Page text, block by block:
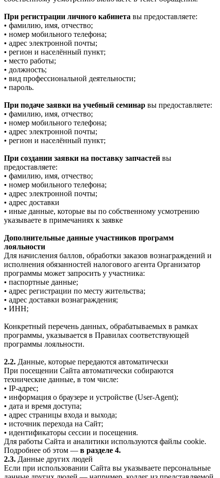
При регистрации личного кабинета вы предоставляете:
• фамилию, имя, отчество;
• номер мобильного телефона;
• адрес электронной почты;
• регион и населённый пункт;
• место работы;
• должность;
• вид профессиональной деятельности;
• пароль.
При подаче заявки на учебный семинар вы предоставляете:
• фамилию, имя, отчество;
• номер мобильного телефона;
• адрес электронной почты;
• регион и населённый пункт;
При создании заявки на поставку запчастей вы
предоставляете:
• фамилию, имя, отчество;
• номер мобильного телефона;
• адрес электронной почты;
• адрес доставки
• иные данные, которые вы по собственному усмотрению
указываете в примечаниях к заявке
Дополнительные данные участников программ
лояльности
Для начисления баллов, обработки заказов вознаграждений и
исполнения обязанностей налогового агента Организатор
программы может запросить у участника:
• паспортные данные;
• адрес регистрации по месту жительства;
• адрес доставки вознаграждения;
• ИНН;
Конкретный перечень данных, обрабатываемых в рамках
программы, указывается в Правилах соответствующей
программы лояльности.
2.2. Данные, которые передаются автоматически
При посещении Сайта автоматически собираются
технические данные, в том числе:
• IP-адрес;
• информация о браузере и устройстве (User-Agent);
• дата и время доступа;
• адрес страницы входа и выхода;
• источник перехода на Сайт;
• идентификаторы сессии и посещения.
Для работы Сайта и аналитики используются файлы cookie.
Подробнее об этом — в разделе 4.
2.3. Данные других людей
Если при использовании Сайта вы указываете персональные